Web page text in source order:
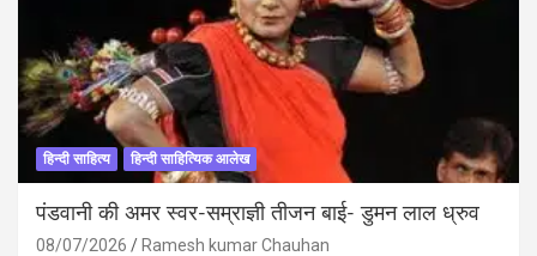
हिन्दी साहित्य हिन्दी साहित्यिक आलेख
पंडवानी की अमर स्वर-सम्राज्ञी तीजन बाई- डुमन लाल ध्रुव
08/07/2026 Ramesh kumar Chauhan